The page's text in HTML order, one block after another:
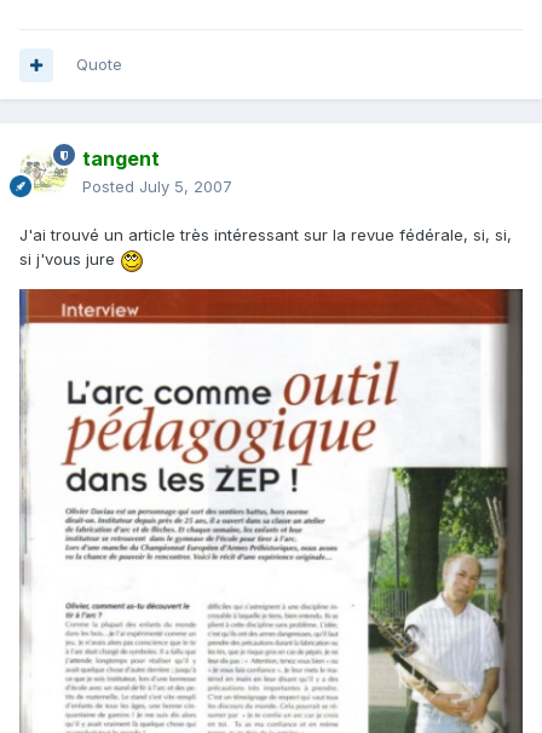
Quote
tangent
Posted July 5, 2007
J'ai trouvé un article très intéressant sur la revue fédérale, si, si,
si j'vous jure